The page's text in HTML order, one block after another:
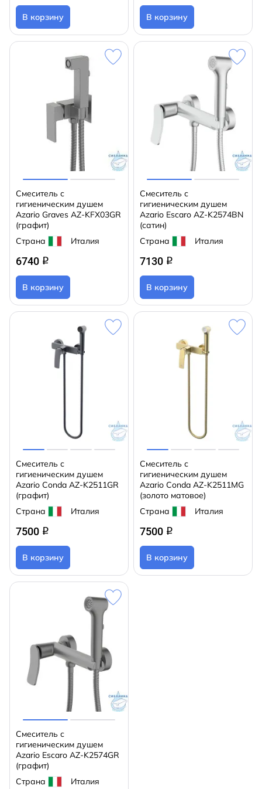
В корзину В корзину
Смеситель с
гигиеническим душем
Azario Graves AZ-KFX03GR
(графит)
Страна
Италия
6740 q
В корзину
Смеситель с
гигиеническим душем
Azario Escaro AZ-K2574BN
(сатин)
Страна
Италия
7130 q
В корзину
Смеситель с
гигиеническим душем
Azario Conda AZ-K2511GR
(графит)
Страна
Италия
7500 q
В корзину
Смеситель с
гигиеническим душем
Azario Conda AZ-K2511MG
(золото матовое)
Страна
Италия
7500 q
В корзину
Смеситель с
гигиеническим душем
Azario Escaro AZ-K2574GR
(графит)
Страна
Италия